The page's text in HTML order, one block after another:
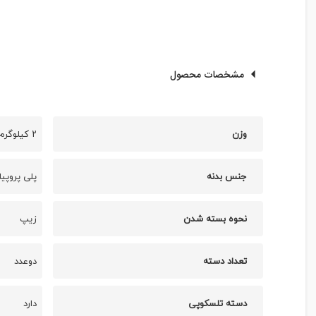
مشخصات محصول
وزن ۲ کیلوگرم
جنس بدنه پلی
نحوه بسته شدن زیپ
تعداد دسته دوعدد
دسته تلسکوپی دارد